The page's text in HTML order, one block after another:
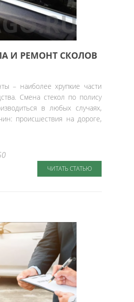
И РЕМОНТ СКОЛОВ
– наиболее хрупкие части
Смена стекол по полису
в любых случаях,
происшествия на дороге,
ЧИТАТЬ СТАТЬЮ